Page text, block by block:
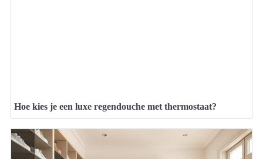
Hoe kies je een luxe regendouche met thermostaat?